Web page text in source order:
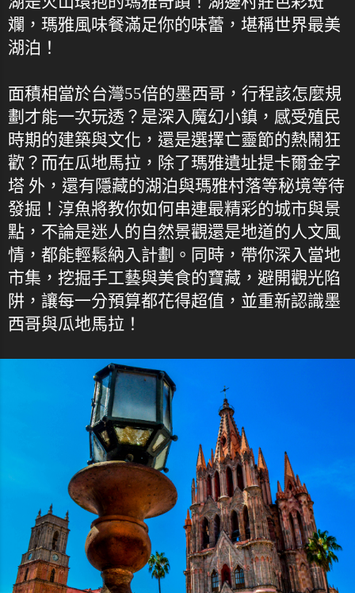
斕，瑪雅風味餐滿足你的味蕾，堪稱世界最美
湖泊！
面積相當於台灣55倍的墨西哥，行程該怎麼規
劃才能一次玩透？是深入魔幻小鎮，感受殖民
時期的建築與文化，還是選擇亡靈節的熱鬧狂
歡？而在瓜地馬拉，除了瑪雅遺址提卡爾金字
塔 外，還有隱藏的湖泊與瑪雅村落等秘境等待
發掘！淳魚將教你如何串連最精彩的城市與景
點，不論是迷人的自然景觀還是地道的人文風
情，都能輕鬆納入計劃。同時，帶你深入當地
市集，挖掘手工藝與美食的寶藏，避開觀光陷
阱，讓每一分預算都花得超值，並重新認識墨
西哥與瓜地馬拉！